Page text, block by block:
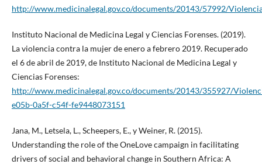
http://www.medicinalegal.gov.co/documents/20143/57992/
Instituto Nacional de Medicina Legal y Ciencias Forenses. (2019).
La violencia contra la mujer de enero a febrero 2019. Recuperado
el 6 de abril de 2019, de Instituto Nacional de Medicina Legal y
Ciencias Forenses:
http://www.medicinalegal.gov.co/documents/20143/355927/
e05b-0a5f-c54f-fe9448073151
Jana, M., Letsela, L., Scheepers, E., y Weiner, R. (2015).
Understanding the role of the OneLove campaign in facilitating
drivers of social and behavioral change in Southern Africa: A